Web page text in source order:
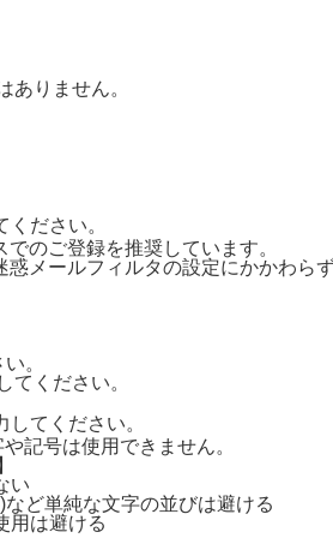
ありません。
ください。
のご登録を推奨しています。
メールフィルタの設定にかかわら
。
ください。
てください。
記号は使用できません。
い
ど単純な文字の並びは避ける
用は避ける